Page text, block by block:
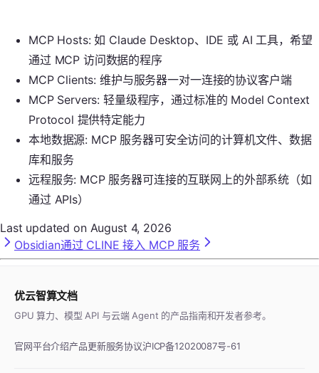
MCP Hosts: 如 Claude Desktop、IDE 或 AI 工具，希望
通过 MCP 访问数据的程序
MCP Clients: 维护与服务器一对一连接的协议客户端
MCP Servers: 轻量级程序，通过标准的 Model Context
Protocol 提供特定能力
本地数据源: MCP 服务器可安全访问的计算机文件、数据
库和服务
远程服务: MCP 服务器可连接的互联网上的外部系统（如
通过 APIs）
Last updated on August 4, 2026
Obsidian通过 CLINE 接入 MCP 服务
优云智算文档
GPU 算力、模型 API 与云端 Agent 的产品指南和开发者参考。
官网平台介绍产品更新服务协议沪ICP备12020087号-61